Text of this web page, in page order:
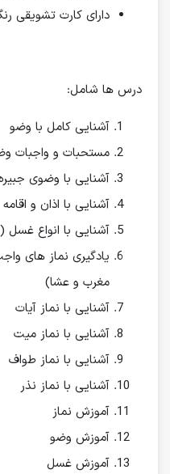
دارای کارت تشویقی
درس ها شامل:
آشنایی کامل با وضو
مستحبات و واجبات
آشنایی با وضوی
آشنایی با اذان و اقامه
آشنایی با انواع غسل
یادگیری نماز های
مغرب و عشا)
آشنایی با نماز آیات
آشنایی با نماز میت
آشنایی با نماز طواف
آشنایی با نماز نذر
آموزش نماز
آموزش وضو
آموزش غسل